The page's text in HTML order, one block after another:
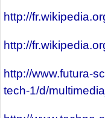
http://
http://
http://www.futura-
tech-1/d/